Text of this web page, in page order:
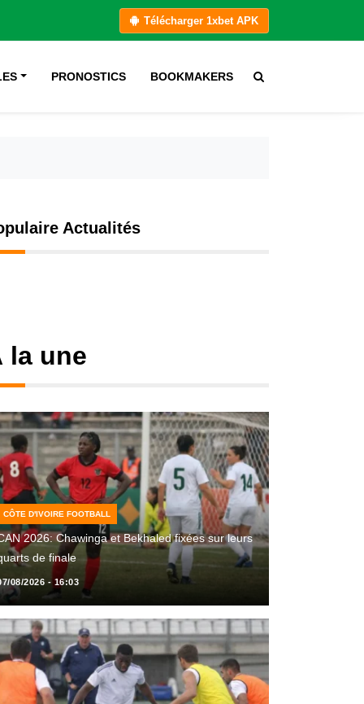
Télécharger 1xbet APK
PRONOSTICS BOOKMAKERS
Actualités
la une
CÔTE D'IVOIRE FOOTBALL
2026: Chawinga et Bekhaled fixées sur leurs
de finale
08/2026 - 16:03